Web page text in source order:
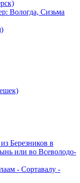
Вологда, Сизьма
Березников в
или во Всеволодо-
- Сортавалу -